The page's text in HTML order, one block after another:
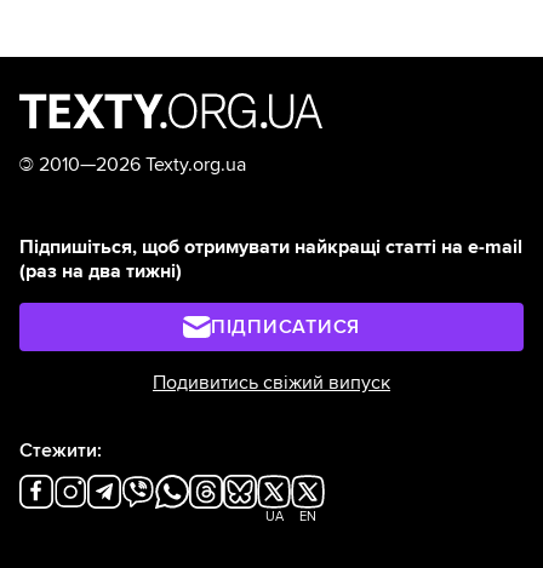
© 2010—2026 Texty.org.ua
Підпишіться, щоб отримувати найкращі статті на e-mail
(раз на два тижні)
ПІДПИСАТИСЯ
Подивитись свіжий випуск
Стежити:
UA EN